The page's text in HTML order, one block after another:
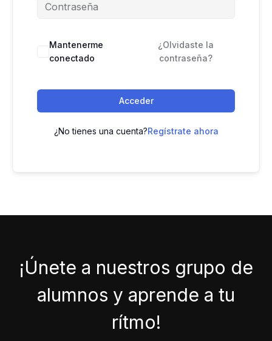
Mantenerme
conectado
¿Olvidaste la
contraseña?
Acceder
¿No tienes una cuenta?Regístrate ahora
¡Únete a nuestros grupo de
alumnos y aprende a tu
rítmo!